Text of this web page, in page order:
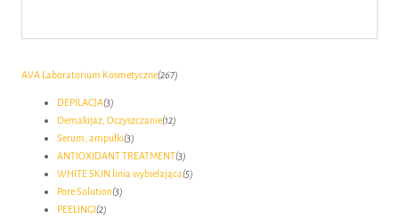
AVA Laboratorium Kosmetyczne(267)
DEPILACJA(3)
Demakijaż, Oczyszczanie(12)
Serum, ampułki(3)
ANTIOXIDANT TREATMENT(3)
WHITE SKIN linia wybielająca(5)
Pore Solution(3)
PEELINGI(2)